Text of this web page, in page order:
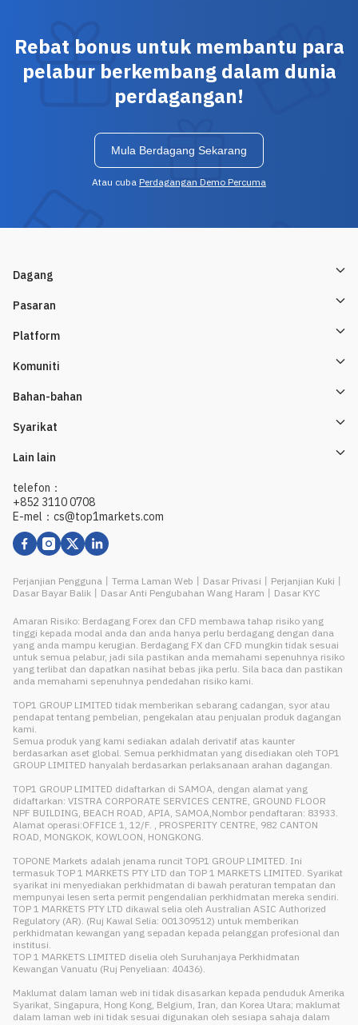
Rebat bonus untuk membantu para
pelabur berkembang dalam dunia
perdagangan!
Mula Berdagang Sekarang
Atau cuba Perdagangan Demo Percuma
Dagang
Pasaran
Platform
Komuniti
Bahan-bahan
Syarikat
Lain lain
telefon：
+852 3110 0708
E-mel：cs@top1markets.com
Perjanjian Pengguna Terma Laman Web Dasar Privasi Perjanjian Kuki
Dasar Bayar Balik
Dasar Anti Pengubahan Wang Haram Dasar KYC
Amaran Risiko: Berdagang Forex dan CFD membawa tahap risiko yang
tinggi kepada modal anda dan anda hanya perlu berdagang dengan dana
yang anda mampu kerugian. Berdagang FX dan CFD mungkin tidak sesuai
untuk semua pelabur, jadi sila pastikan anda memahami sepenuhnya risiko
yang terlibat dan dapatkan nasihat bebas jika perlu. Sila baca dan pastikan
anda memahami sepenuhnya pendedahan risiko kami.
TOP1 GROUP LIMITED tidak memberikan sebarang cadangan, syor atau
pendapat tentang pembelian, pengekalan atau penjualan produk dagangan
kami.
Semua produk yang kami sediakan adalah derivatif atas kaunter
berdasarkan aset global. Semua perkhidmatan yang disediakan oleh TOP1
GROUP LIMITED hanyalah berdasarkan perlaksanaan arahan dagangan.
TOP1 GROUP LIMITED didaftarkan di SAMOA, dengan alamat yang
didaftarkan: VISTRA CORPORATE SERVICES CENTRE, GROUND FLOOR
NPF BUILDING, BEACH ROAD, APIA, SAMOA,Nombor pendaftaran: 83933.
Alamat operasi:OFFICE 1, 12/F. , PROSPERITY CENTRE, 982 CANTON
ROAD, MONGKOK, KOWLOON, HONGKONG.
TOPONE Markets adalah jenama runcit TOP1 GROUP LIMITED. Ini
termasuk TOP 1 MARKETS PTY LTD dan TOP 1 MARKETS LIMITED. Syarikat
syarikat ini menyediakan perkhidmatan di bawah peraturan tempatan dan
mempunyai lesen serta permit pengendalian perkhidmatan mereka sendiri.
TOP 1 MARKETS PTY LTD dikawal selia oleh Australian ASIC Authorized
Regulatory (AR). (Ruj Kawal Selia: 001309512) untuk memberikan
perkhidmatan kewangan yang sepadan kepada pelanggan profesional dan
institusi.
TOP 1 MARKETS LIMITED diselia oleh Suruhanjaya Perkhidmatan
Kewangan Vanuatu (Ruj Penyeliaan: 40436).
Maklumat dalam laman web ini tidak disasarkan kepada penduduk Amerika
Syarikat, Singapura, Hong Kong, Belgium, Iran, dan Korea Utara; maklumat
dalam laman web ini tidak sesuai digunakan oleh sesiapa sahaja dalam